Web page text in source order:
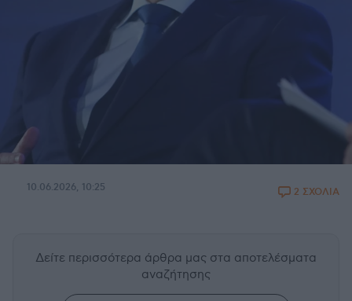
10.06.2026, 10:25 2 ΣΧΟΛΙΑ
Δείτε περισσότερα άρθρα μας στα αποτελέσματα
αναζήτησης